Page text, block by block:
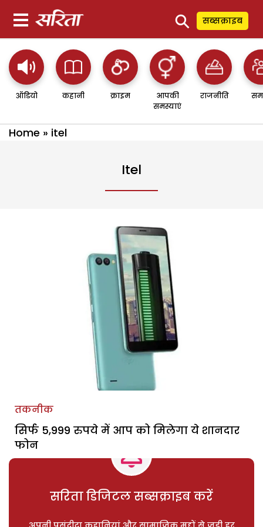
⚲ सब्सक्राइब
ऑडियो कहानी क्राइम
आपकी
समस्याएं
राजनीति
Home » itel
Itel
तकनीक
सिर्फ 5,999 रुपये में आप को मिलेगा ये शानदार
फोन
सरिता डिजिटल सब्सक्राइब करें